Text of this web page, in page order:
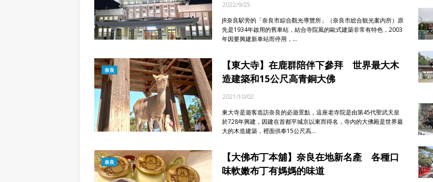
2022/9/25
JR奈良駅旁的「奈良市綜合觀光導覽所」（奈良市総合観光案内所）原
先是1934年啟用的舊車站，結合寺院風的歐式建築非常有特色，2003
年因要興建新車站而停用，…
奈良
【東大寺】在鹿群陪伴下參拜 世界最大木
造建築和15公尺高青銅大佛
2021/10/02
東大寺是遊客造訪奈良的必遊景點，這座老寺院是由第45代聖武天皇
於728年興建，因建在首都平城京以東而得名，寺內的大佛殿是世界最
大的木造建築，裡面供奉15公尺高…
奈良
【大佛布丁本舖】奈良在地新名產 各種口
味軟嫩布丁有媽媽的味道